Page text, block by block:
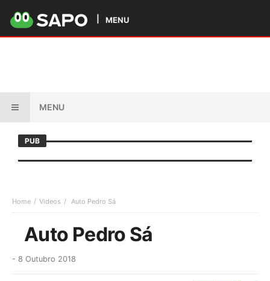
MENU
MENU
PUB
Home Videos Auto Pedro Sá
Auto Pedro Sá
- 8 Outubro 2018